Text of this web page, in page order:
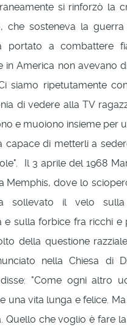
si rinforzò la
che sosteneva la
portato a combattere
in America non avevano
siamo ripetutamente
di vedere alla TV
e muoiono insieme per
capace di metterli a
Il 3 aprile del 1968
Memphis, dove lo
sollevato il velo sulla
e sulla forbice fra ricchi e
della questione
nella Chiesa di
"Come ogni altro
una vita lunga e felice.
Quello che voglio è fare